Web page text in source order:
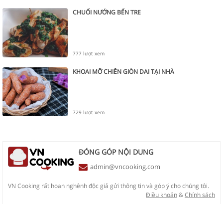
CHUỐI NƯỚNG BẾN TRE
777 lượt xem
KHOAI MỠ CHIÊN GIÒN DAI TẠI NHÀ
729 lượt xem
ĐÓNG GÓP NỘI DUNG
admin@vncooking.com
VN Cooking rất hoan nghênh độc giả gửi thông tin và góp ý cho chúng tôi.
Điều khoản&Chính sách